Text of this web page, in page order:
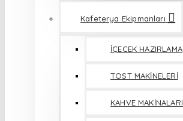
Kafeterya Ekipmanları
İÇECEK HAZIRLAMA
TOST MAKİNELERİ
KAHVE MAKİNALARI